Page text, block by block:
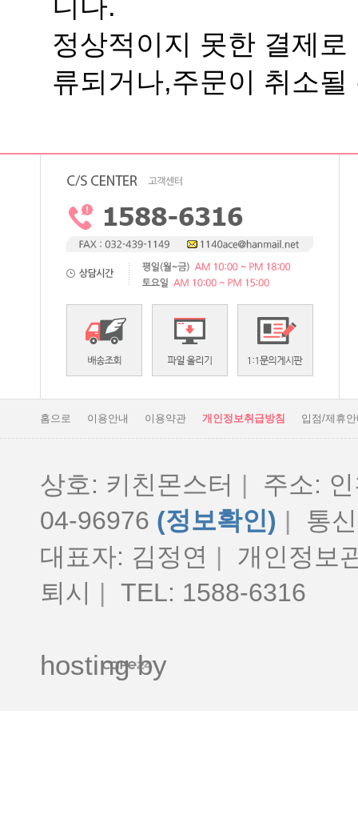
류되거나,주문이 취소될
홈으로 이용안내 이용약관 개인정보취급방침 입점/제휴
상호: 키친몬스터 |
주소:
04-96976 (정보확인) |
통
대표자: 김정연 |
개인정보
퇴시
| TEL: 1588-6316
hosting by